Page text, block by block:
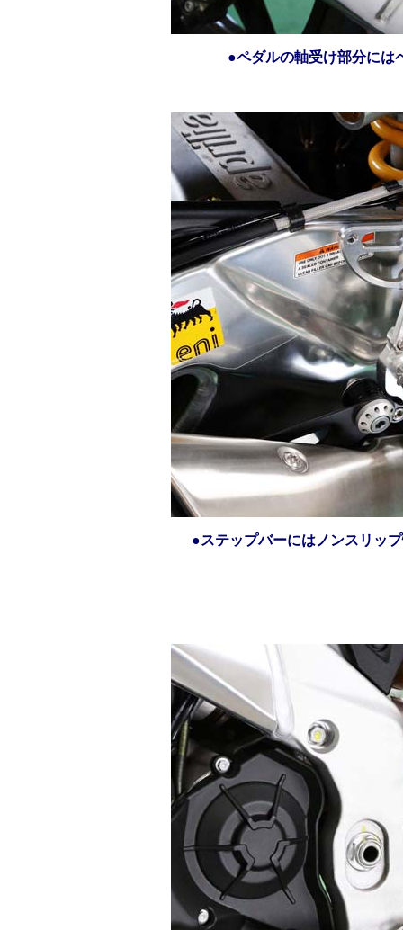
●ペダルの軸受け部分には
●ステップバーにはノンスリッ